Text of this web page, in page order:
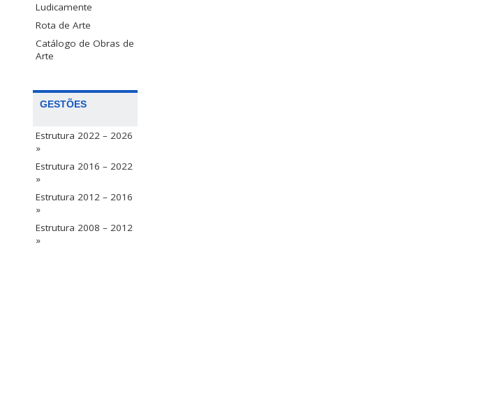
Ludicamente
Rota de Arte
Catálogo de Obras de
Arte
GESTÕES
Estrutura 2022 – 2026
»
Estrutura 2016 – 2022
»
Estrutura 2012 – 2016
»
Estrutura 2008 – 2012
»